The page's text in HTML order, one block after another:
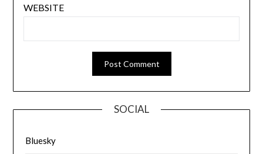
WEBSITE
SOCIAL
Bluesky